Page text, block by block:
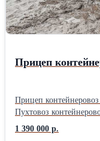
Прицеп
Прицеп контейнеровоз
Пухтовоз контейнеровоз площадка
перевозки сменных кузовов Вид:
прицеп бункеровоз Марка / модель: Строймаш-Сервис 899030
1 390 000 р.